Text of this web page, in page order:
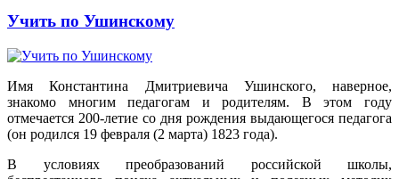
Учить по Ушинскому
Имя Константина Дмитриевича Ушинского, наверное,
знакомо многим педагогам и родителям. В этом году
отмечается 200-летие со дня рождения выдающегося педагога
(он родился 19 февраля (2 марта) 1823 года).
В условиях преобразований российской школы,